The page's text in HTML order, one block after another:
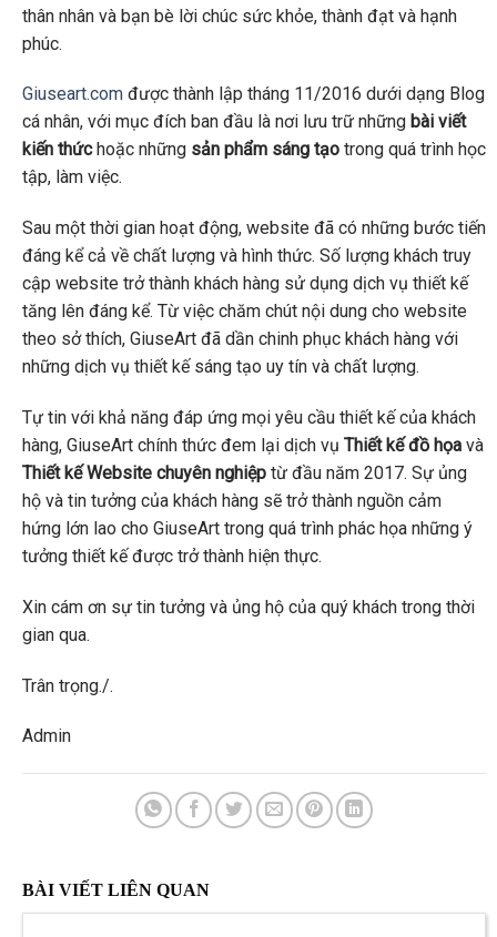
thân nhân và bạn bè lời chúc sức khỏe, thành đạt và hạnh
phúc.
Giuseart.com được thành lập tháng 11/2016 dưới dạng Blog
cá nhân, với mục đích ban đầu là nơi lưu trữ những bài viết
kiến thứchoặc những sản phẩm sáng tạo trong quá trình học
tập, làm việc.
Sau một thời gian hoạt động, website đã có những bước tiến
đáng kể cả về chất lượng và hình thức. Số lượng khách truy
cập website trở thành khách hàng sử dụng dịch vụ thiết kế
tăng lên đáng kể. Từ việc chăm chút nội dung cho website
theo sở thích, GiuseArt đã dần chinh phục khách hàng với
những dịch vụ thiết kế sáng tạo uy tín và chất lượng.
Tự tin với khả năng đáp ứng mọi yêu cầu thiết kế của khách
hàng, GiuseArt chính thức đem lại dịch vụ Thiết kế đồ họa và
Thiết kế Website chuyên nghiệp từ đầu năm 2017. Sự ủng
hộ và tin tưởng của khách hàng sẽ trở thành nguồn cảm
hứng lớn lao cho GiuseArt trong quá trình phác họa những ý
tưởng thiết kế được trở thành hiện thực.
Xin cám ơn sự tin tưởng và ủng hộ của quý khách trong thời
gian qua.
Trân trọng./.
Admin
BÀI VIẾT LIÊN QUAN